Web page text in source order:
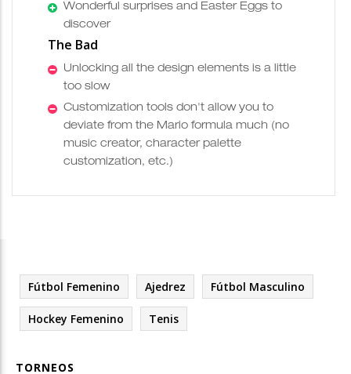
Wonderful surprises and Easter Eggs to
discover
The Bad
Unlocking all the design elements is a little
too slow
Customization tools don't allow you to
deviate from the Mario formula much (no
music creator, character palette
customization, etc.)
Fútbol Femenino Ajedrez Fútbol Masculino
Hockey Femenino Tenis
TORNEOS